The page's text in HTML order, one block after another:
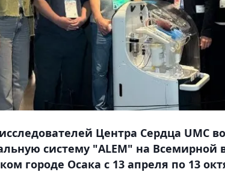
Центра Сердца UMC
систему "ALEM" на Всемирной
городе Осака с 13 апреля по 13